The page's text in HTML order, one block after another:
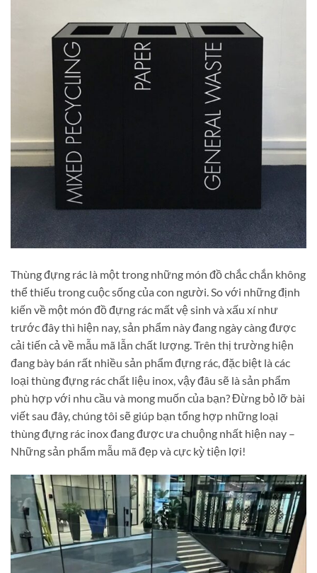
Thùng đựng rác là một trong những món đồ chắc chắn không
thể thiếu trong cuộc sống của con người. So với những định
kiến về một món đồ đựng rác mất vệ sinh và xấu xí như
trước đây thì hiện nay, sản phẩm này đang ngày càng được
cải tiến cả về mẫu mã lẫn chất lượng. Trên thị trường hiện
đang bày bán rất nhiều sản phẩm đựng rác, đặc biệt là các
loại thùng đựng rác chất liệu inox, vậy đâu sẽ là sản phẩm
phù hợp với nhu cầu và mong muốn của bạn? Đừng bỏ lỡ bài
viết sau đây, chúng tôi sẽ giúp bạn tổng hợp những loại
thùng đựng rác inox đang được ưa chuộng nhất hiện nay –
Những sản phẩm mẫu mã đẹp và cực kỳ tiện lợi!